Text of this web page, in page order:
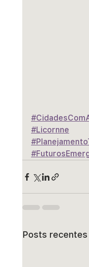
#Licornne
Posts recentes